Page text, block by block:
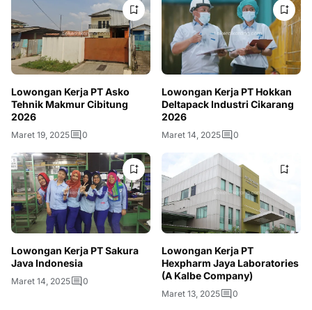
Lowongan Kerja PT Asko
Tehnik Makmur Cibitung
2026
Maret 19, 2025 0
Lowongan Kerja PT Hokkan
Deltapack Industri Cikarang
2026
Maret 14, 2025 0
Lowongan Kerja PT Sakura
Java Indonesia
Maret 14, 2025 0
Lowongan Kerja PT
Hexpharm Jaya Laboratories
(A Kalbe Company)
Maret 13, 2025 0